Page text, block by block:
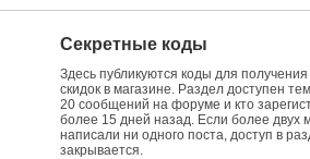
Секретные коды
Здесь публикуются коды для
скидок в магазине. Раздел доступен
20 сообщений на форуме и кто
более 15 дней назад. Если более двух
написали ни одного поста, доступ в
закрывается.